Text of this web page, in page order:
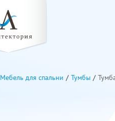
Мебель для спальни Тумбы